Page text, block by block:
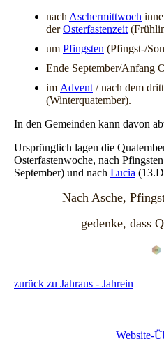
nach Aschermittwoch
derOsterfastenzeit
um Pfingsten (Pfingst-/
Ende September/Anfang
im Advent / nach dem
(Winterquatember).
In den Gemeinden kann davon
Ursprünglich lagen die
Osterfastenwoche, nach
September) und nach Lucia
Nach Asche,
gedenke, dass
zurück zu Jahraus - Jahrein
Website-